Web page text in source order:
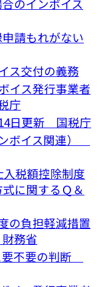
のインボイス
請もれがない
ス交付の義務
イス発行事業者
庁
日更新 国税庁
ボイス関連）
税額控除制度
に関するＱ＆
の負担軽減措置
務省
要不要の判断